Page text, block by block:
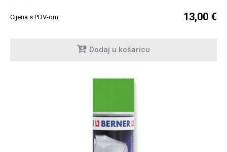
Cijena s PDV-om 13,00 €
Dodaj u košaricu